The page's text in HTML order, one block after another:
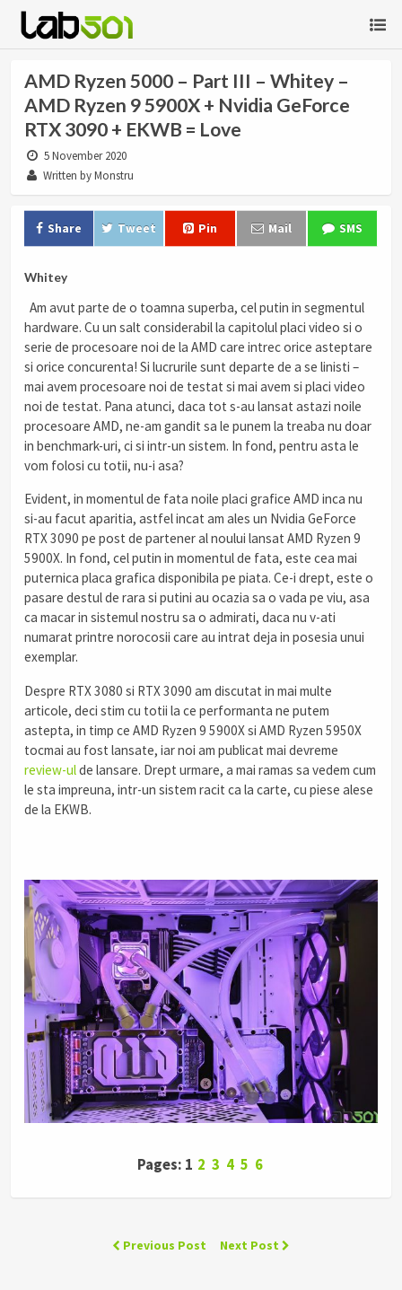
AMD Ryzen 5000 – Part III – Whitey –
AMD Ryzen 9 5900X + Nvidia GeForce
RTX 3090 + EKWB = Love
5 November 2020
Written by Monstru
Share Tweet Pin Mail SMS
Whitey
Am avut parte de o toamna superba, cel putin in segmentul
hardware. Cu un salt considerabil la capitolul placi video si o
serie de procesoare noi de la AMD care intrec orice asteptare
si orice concurenta! Si lucrurile sunt departe de a se linisti –
mai avem procesoare noi de testat si mai avem si placi video
noi de testat. Pana atunci, daca tot s-au lansat astazi noile
procesoare AMD, ne-am gandit sa le punem la treaba nu doar
in benchmark-uri, ci si intr-un sistem. In fond, pentru asta le
vom folosi cu totii, nu-i asa?
Evident, in momentul de fata noile placi grafice AMD inca nu
si-au facut aparitia, astfel incat am ales un Nvidia GeForce
RTX 3090 pe post de partener al noului lansat AMD Ryzen 9
5900X. In fond, cel putin in momentul de fata, este cea mai
puternica placa grafica disponibila pe piata. Ce-i drept, este o
pasare destul de rara si putini au ocazia sa o vada pe viu, asa
ca macar in sistemul nostru sa o admirati, daca nu v-ati
numarat printre norocosii care au intrat deja in posesia unui
exemplar.
Despre RTX 3080 si RTX 3090 am discutat in mai multe
articole, deci stim cu totii la ce performanta ne putem
astepta, in timp ce AMD Ryzen 9 5900X si AMD Ryzen 5950X
tocmai au fost lansate, iar noi am publicat mai devreme
review-ulde lansare. Drept urmare, a mai ramas sa vedem cum
le sta impreuna, intr-un sistem racit ca la carte, cu piese alese
de la EKWB.
Pages: 1 2 3 4 5 6
Previous Post Next Post